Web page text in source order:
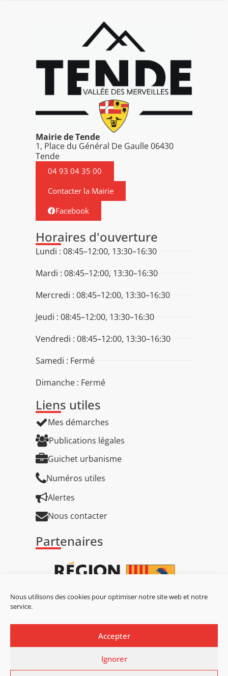
Nous utilisons des cookies pour optimiser notre site web et notre
service.
Accepter
Ignorer
Mairie de Tende
1, Place du Général De Gaulle 06430
Tende
04 93 04 35 00
Contacter la Mairie
Facebook
Horaires d'ouverture
Lundi : 08:45–12:00, 13:30–16:30
Mardi : 08:45–12:00, 13:30–16:30
Mercredi : 08:45–12:00, 13:30–16:30
Jeudi : 08:45–12:00, 13:30–16:30
Vendredi : 08:45–12:00, 13:30–16:30
Samedi : Fermé
Dimanche : Fermé
Liens utiles
Mes démarches
Publications légales
Guichet urbanisme
Numéros utiles
Alertes
Nous contacter
Partenaires